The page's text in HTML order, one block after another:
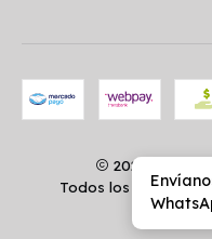
2026
Todos los derechos